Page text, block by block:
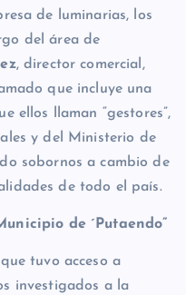
de luminarias, los
del área de
, director comercial,
que incluye una
ellos llaman “gestores”,
y del Ministerio de
sobornos a cambio de
de todo el país.
de ´Putaendo”
tuvo acceso a
investigados a la